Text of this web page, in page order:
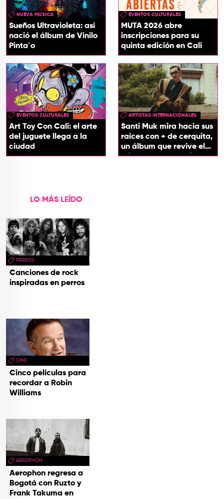
NUEVA MUSICA
Sueños Ultravioleta: así
nació el álbum de Vinilo
Pinta´o
EVENTOS CULTURALES
MUTA 2026 abre
inscripciones para su
quinta edición en Cali
EVENTOS CULTURALES
Art Toy Con Cali: el arte
del juguete llega a la
ciudad
ARTISTAS INTERNACIONALES
Santi Muk mira hacia sus
raíces con + de cerquita,
un álbum que revive el
origen de sus canciones
LO MÁS LEÍDO
PERROS
Canciones de rock
inspiradas en perros
CINE
Cinco películas para
recordar a Robin
Williams
AEROPHON
Aerophon regresa a
Bogotá con Ruzto y
Frank Takuma en